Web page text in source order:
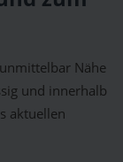
Nähe
und innerhalb
aktuellen